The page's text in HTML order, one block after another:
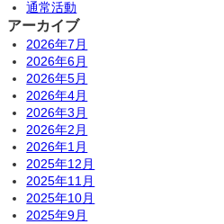
通常活動
アーカイブ
2026年7月
2026年6月
2026年5月
2026年4月
2026年3月
2026年2月
2026年1月
2025年12月
2025年11月
2025年10月
2025年9月